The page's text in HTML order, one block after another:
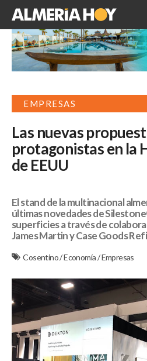
EMPRESAS
Las nuevas
protagonistas en la
de EEUU
El stand de la multinacional
últimas novedades de
superficies a través de
James Martin y Case Goods
Cosentino/Economía/Empresas